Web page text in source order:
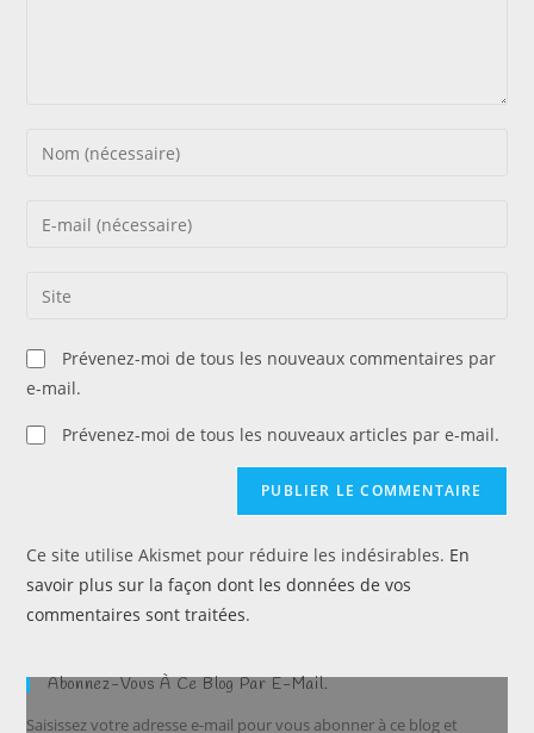
Enter
Enter
address
comment
Saisir
de
votre
(facultatif)
Prévenez-moi de tous les nouveaux commentaires par
e-mail.
Prévenez-moi de tous les nouveaux articles par e-mail.
Ce site utilise Akismet pour réduire les indésirables. En
savoir plus sur la façon dont les données de vos
commentaires sont traitées.
Abonnez-Vous À Ce Blog Par E-Mail.
Saisissez votre adresse e-mail pour vous abonner à ce blog et